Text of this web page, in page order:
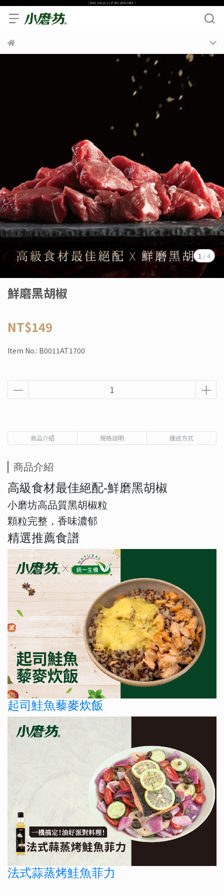
1 /4
鮮磨黑胡椒
NT$149
Item No.: B0011AT1700
商品介紹 規格說明 運送方式
商品介紹
高級食材最佳絕配-鮮磨黑胡椒
小磨坊高品質黑胡椒粒
顆粒完整，香味濃郁
精選推薦食譜
起司鮭魚藜麥炊飯
法式蒜蒸烤鮭魚菲力